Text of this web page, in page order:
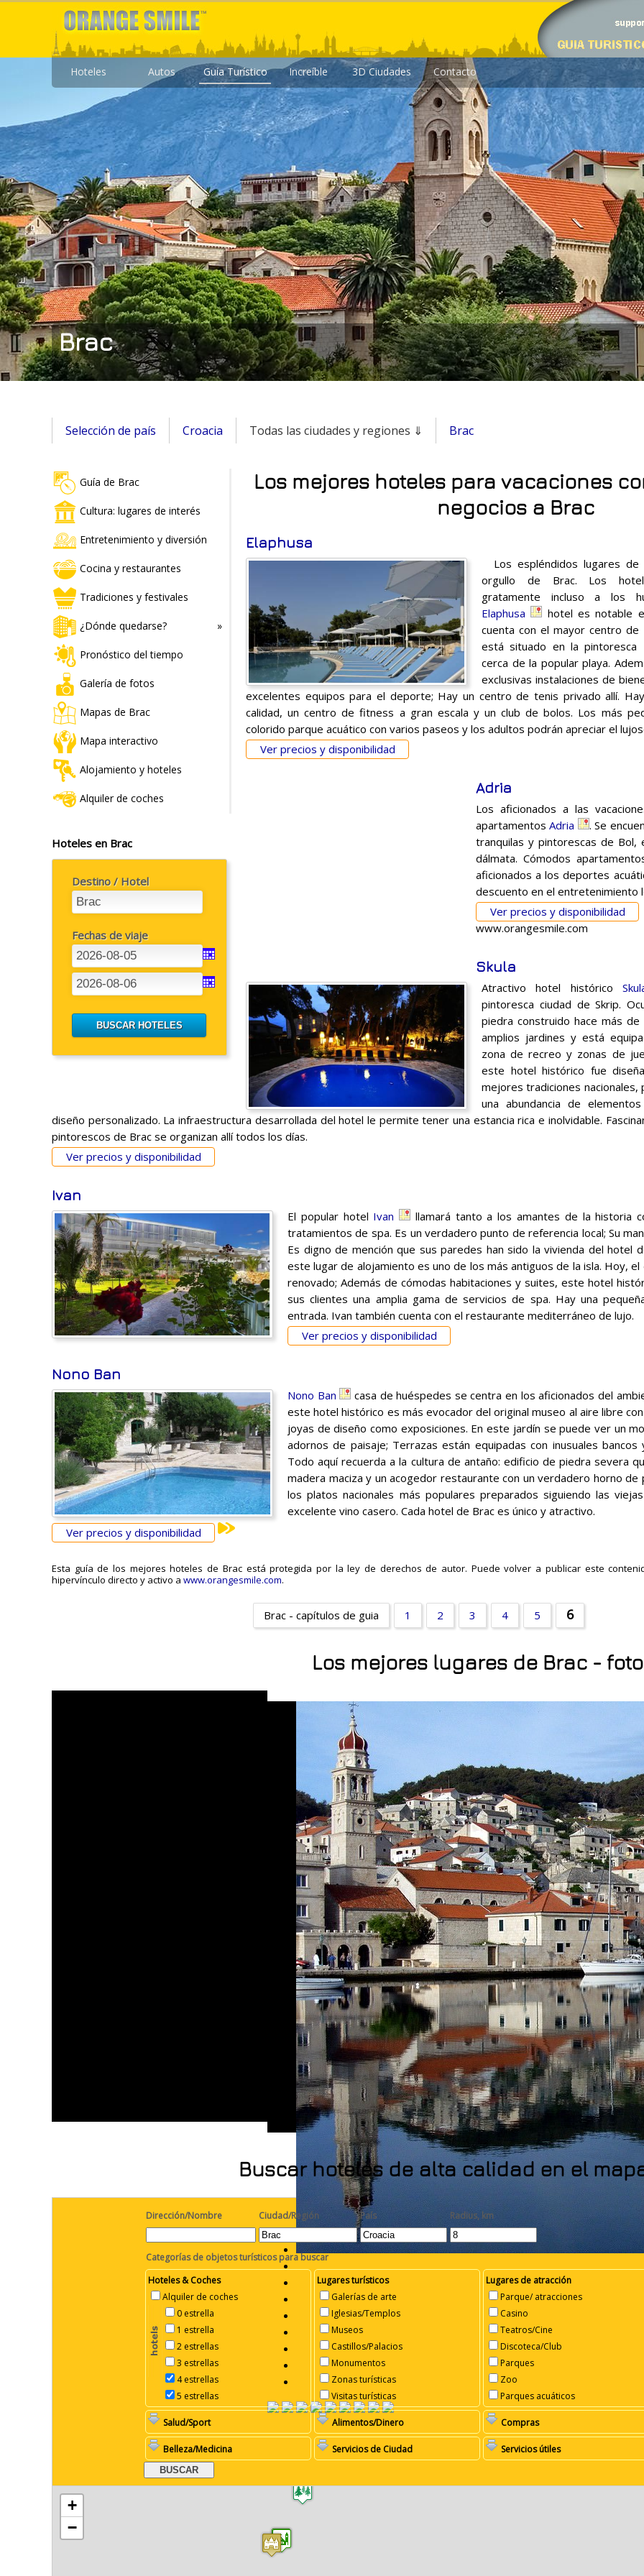
Hoteles Autos Guía Turístico Increíble 3D Ciudades Contacto
Brac
Selección de país Croacia Todas las ciudades y regiones ⇓ Brac
Guía de Brac
Cultura: lugares de interés
Entretenimiento y diversión
Cocina y restaurantes
Tradiciones y festivales
¿Dónde quedarse?
Pronóstico del tiempo
Galería de fotos
Mapas de Brac
Mapa interactivo
Alojamiento y hoteles
Alquiler de coches
Hoteles en Brac
Destino / Hotel
Fechas de viaje
Los mejores hoteles para vacaciones
negocios a Brac
Elaphusa
Los espléndidos lugares de
orgullo de Brac. Los
gratamente incluso a los
Elaphusa
hotel es notable
cuenta con el mayor centro
está situado en la pintoresca
cerca de la popular playa.
exclusivas instalaciones de
excelentes equipos para el deporte; Hay un centro de tenis privado allí.
calidad, un centro de fitness a gran escala y un club de bolos. Los más
colorido parque acuático con varios paseos y los adultos podrán apreciar el
Ver precios y disponibilidad
Adria
Los aficionados a las
apartamentosAdria
. Se
tranquilas y pintorescas de Bol,
dálmata. Cómodos
aficionados a los deportes
descuento en el entretenimiento
Ver precios y disponibilidad
www.orangesmile.com
Skula
Atractivo hotel histórico
pintoresca ciudad de Skrip.
piedra construido hace más
amplios jardines y está
zona de recreo y zonas de
este hotel histórico fue
mejores tradiciones
una abundancia de
diseño personalizado. La infraestructura desarrollada del hotel le permite tener una estancia rica e inolvidable.
pintorescos de Brac se organizan allí todos los días.
Ver precios y disponibilidad
Ivan
El popular hotel Ivan
llamará tanto a los amantes de la historia
tratamientos de spa. Es un verdadero punto de referencia local; Su
Es digno de mención que sus paredes han sido la vivienda del hotel
este lugar de alojamiento es uno de los más antiguos de la isla. Hoy,
renovado; Además de cómodas habitaciones y suites, este hotel
sus clientes una amplia gama de servicios de spa. Hay una
entrada. Ivan también cuenta con el restaurante mediterráneo de lujo.
Ver precios y disponibilidad
Nono Ban
Nono Ban
casa de huéspedes se centra en los aficionados del
este hotel histórico es más evocador del original museo al aire libre
joyas de diseño como exposiciones. En este jardín se puede ver un
adornos de paisaje; Terrazas están equipadas con inusuales
Todo aquí recuerda a la cultura de antaño: edificio de piedra severa
madera maciza y un acogedor restaurante con un verdadero horno
los platos nacionales más populares preparados siguiendo las
excelente vino casero. Cada hotel de Brac es único y atractivo.
Ver precios y disponibilidad
Esta guía de los mejores hoteles de Brac está protegida por la ley de derechos de autor. Puede volver a publicar este
hipervínculo directo y activo a www.orangesmile.com.
Brac - capítulos de guia 1 2 3 4 5 6
Los mejores lugares de Brac -
Buscar hoteles de alta calidad en el
Dirección/Nombre Ciudad/Región País Radius, km
Categorías de objetos turísticos para buscar
Hoteles & Coches
Alquiler de coches
0 estrella
1 estrella
2 estrellas
3 estrellas
4 estrellas
5 estrellas
Lugares turísticos
Galerías de arte
Iglesias/Templos
Museos
Castillos/Palacios
Monumentos
Zonas turísticas
Visitas turísticas
Lugares de atracción
Parque/ atracciones
Casino
Teatros/Cine
Discoteca/Club
Parques
Zoo
Parques acuáticos
Salud/Sport Alimentos/Dinero Compras
Belleza/Medicina Servicios de Ciudad Servicios útiles
+
−